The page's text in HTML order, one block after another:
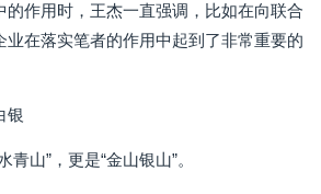
的作用时，王杰一直强调，比如在向联合
业在落实笔者的作用中起到了非常重要的
银
山”，更是“金山银山”。